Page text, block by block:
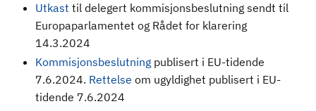
Utkast til delegert kommisjonsbeslutning sendt til
Europaparlamentet og Rådet for klarering
14.3.2024
Kommisjonsbeslutning publisert i EU-tidende
7.6.2024. Rettelse om ugyldighet publisert i EU-
tidende 7.6.2024